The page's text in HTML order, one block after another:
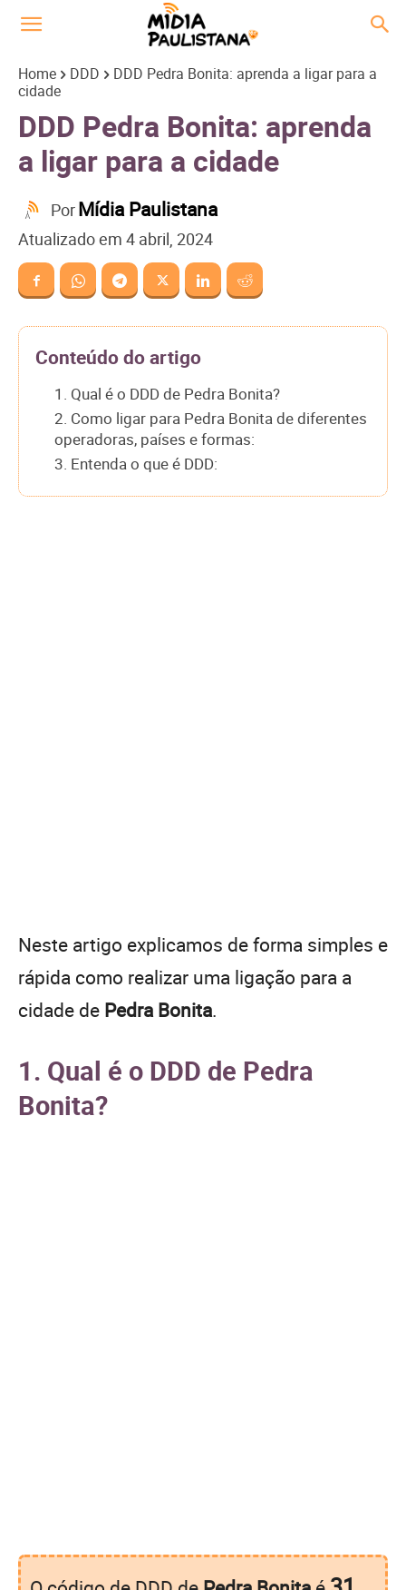
Home DDD
DDD Pedra Bonita: aprenda a ligar para a
cidade
DDD Pedra Bonita: aprenda
a ligar para a cidade
PorMídia Paulistana
Atualizado em 4 abril, 2024
Conteúdo do artigo
1. Qual é o DDD de Pedra Bonita?
2. Como ligar para Pedra Bonita de diferentes
operadoras, países e formas:
3. Entenda o que é DDD:
Neste artigo explicamos de forma simples e
rápida como realizar uma ligação para a
cidade de Pedra Bonita.
1. Qual é o DDD de Pedra
Bonita?